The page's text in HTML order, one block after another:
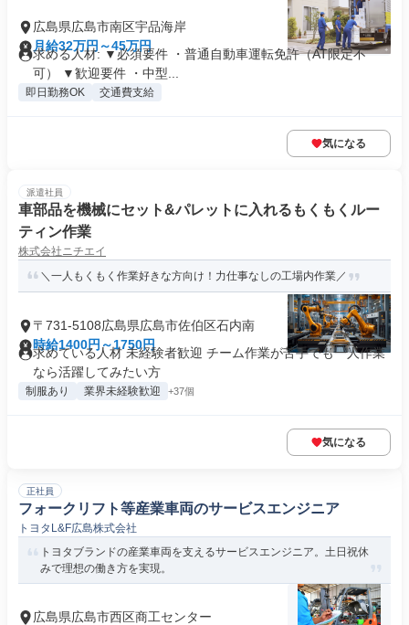
広島県広島市南区宇品海岸
月給32万円～45万円
求める人材: ▼必須要件 ・普通自動車運転免許（AT限定不
可） ▼歓迎要件 ・中型...
即日勤務OK 交通費支給
気になる
派遣社員
車部品を機械にセット&パレットに入れるもくもくルー
ティン作業
株式会社ニチエイ
＼一人もくもく作業好きな方向け！力仕事なしの工場内作業／
〒731-5108広島県広島市佐伯区石内南
時給1400円～1750円
求めている人材 未経験者歓迎 チーム作業が苦手でも一人作業
なら活躍してみたい方
制服あり 業界未経験歓迎 +37個
気になる
正社員
フォークリフト等産業車両のサービスエンジニア
トヨタL&F広島株式会社
トヨタブランドの産業車両を支えるサービスエンジニア。土日祝休
みで理想の働き方を実現。
広島県広島市西区商工センター